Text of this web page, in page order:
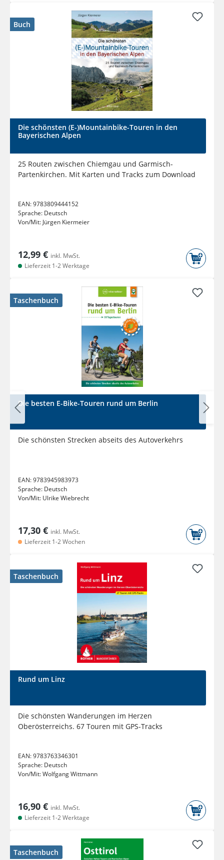
Buch
Die schönsten (E-)Mountainbike-Touren in den
Bayerischen Alpen
25 Routen zwischen Chiemgau und Garmisch-
Partenkirchen. Mit Karten und Tracks zum Download
EAN:9783809444152
Sprache: Deutsch
Von/Mit: Jürgen Kiermeier
12,99 € inkl. MwSt.
Lieferzeit 1-2 Werktage
Taschenbuch
Die besten E-Bike-Touren rund um Berlin
Die schönsten Strecken abseits des Autoverkehrs
EAN:9783945983973
Sprache: Deutsch
Von/Mit: Ulrike Wiebrecht
17,30 € inkl. MwSt.
Lieferzeit 1-2 Wochen
Taschenbuch
Rund um Linz
Die schönsten Wanderungen im Herzen
Oberösterreichs. 67 Touren mit GPS-Tracks
EAN:9783763346301
Sprache: Deutsch
Von/Mit:Wolfgang Wittmann
16,90 € inkl. MwSt.
Lieferzeit 1-2 Werktage
Taschenbuch